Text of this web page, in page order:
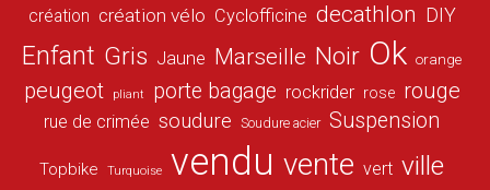
création création vélo Cyclofficine decathlon DIY
Enfant Gris Jaune Marseille Noir Ok orange
peugeot pliant porte bagage rockrider rose rouge
rue de crimée soudure Soudure acier Suspension
Topbike Turquoise vendu vente vert ville